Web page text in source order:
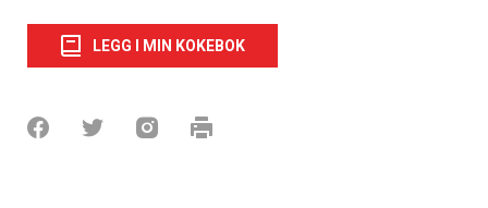
LEGG I MIN KOKEBOK